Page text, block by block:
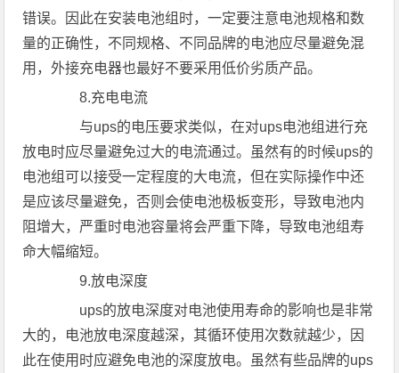
错误。因此在安装电池组时，一定要注意电池规格和数
量的正确性，不同规格、不同品牌的电池应尽量避免混
用，外接充电器也最好不要采用低价劣质产品。
8.充电电流
与ups的电压要求类似，在对ups电池组进行充
放电时应尽量避免过大的电流通过。虽然有的时候ups的
电池组可以接受一定程度的大电流，但在实际操作中还
是应该尽量避免，否则会使电池极板变形，导致电池内
阻增大，严重时电池容量将会严重下降，导致电池组寿
命大幅缩短。
9.放电深度
ups的放电深度对电池使用寿命的影响也是非常
大的，电池放电深度越深，其循环使用次数就越少，因
此在使用时应避免电池的深度放电。虽然有些品牌的ups